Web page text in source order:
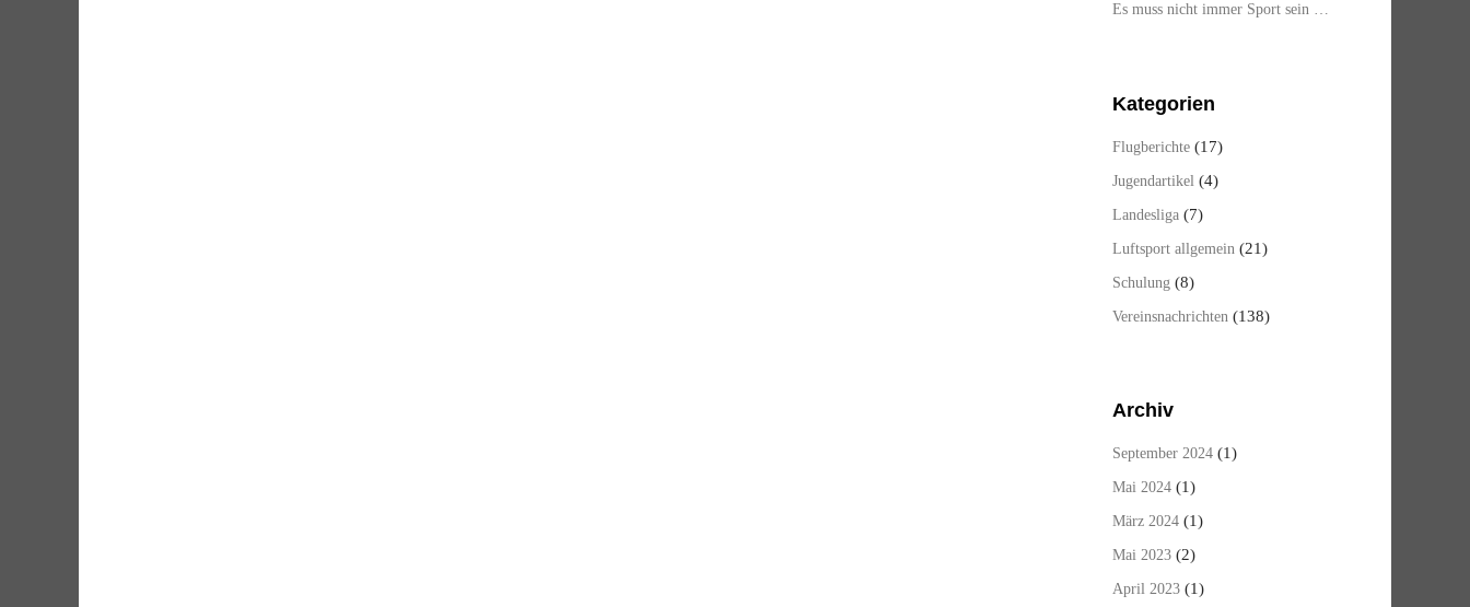
Es muss nicht immer Sport sein …
Kategorien
Flugberichte (17)
Jugendartikel (4)
Landesliga (7)
Luftsport allgemein (21)
Schulung (8)
Vereinsnachrichten (138)
Archiv
September 2024 (1)
Mai 2024 (1)
März 2024 (1)
Mai 2023 (2)
April 2023 (1)